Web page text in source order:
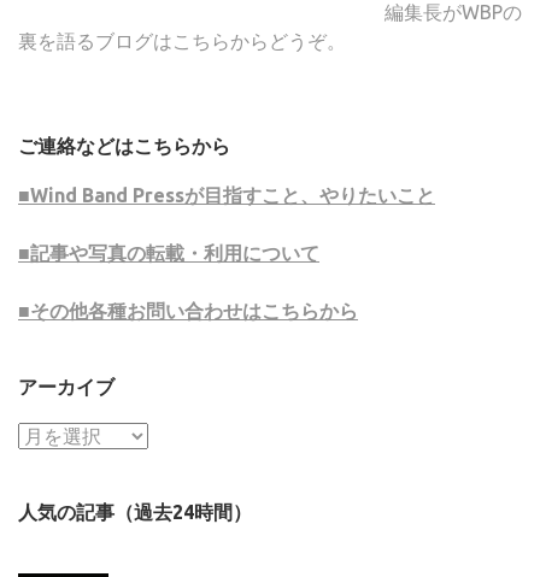
編集長がWBPの
裏を語るブログはこちらからどうぞ。
ご連絡などはこちらから
■Wind Band Pressが目指すこと、やりたいこと
■記事や写真の転載・利用について
■その他各種お問い合わせはこちらから
アーカイブ
ア
イ
人気の記事（過去24時間）